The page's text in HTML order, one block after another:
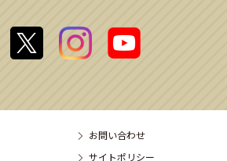
お問い合わせ
サイトポリシー